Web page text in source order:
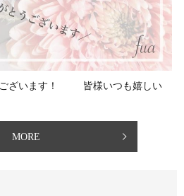
ございます！ 皆様いつも嬉しい
MORE